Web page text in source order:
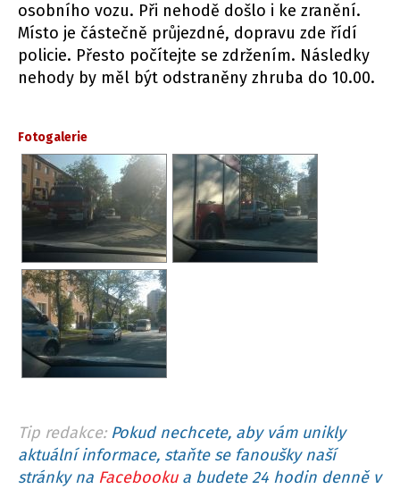
osobního vozu. Při nehodě došlo i ke zranění.
Místo je částečně průjezdné, dopravu zde řídí
policie. Přesto počítejte se zdržením. Následky
nehody by měl být odstraněny zhruba do 10.00.
Fotogalerie
Tip redakce: Pokud nechcete, aby vám unikly
aktuální informace, staňte se fanoušky naší
stránky na Facebookua budete 24 hodin denně v